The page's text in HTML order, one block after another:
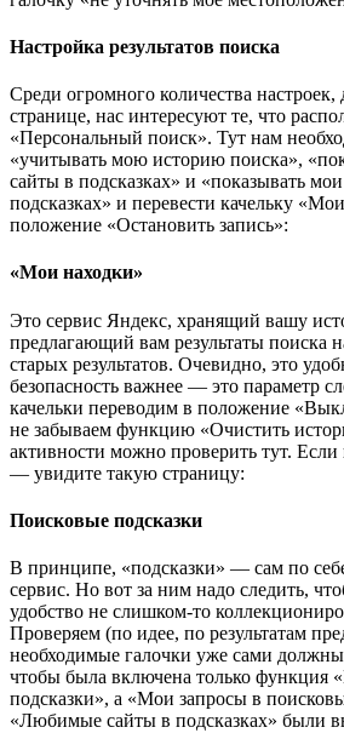
Настройка результатов поиска
Среди огромного количества
странице, нас интересуют те, что
«Персональный поиск». Тут нам
«учитывать мою историю поиска»,
сайты в подсказках» и «показывать
подсказках» и перевести качельку
положение «Остановить запись»:
«Мои находки»
Это сервис Яндекс, хранящий вашу
предлагающий вам результаты поиска
старых результатов. Очевидно, это
безопасность важнее — это параметр
качельки переводим в положение
не забываем функцию «Очистить
активности можно проверить тут. Если
— увидите такую страницу:
Поисковые подсказки
В принципе, «подсказки» — сам по
сервис. Но вот за ним надо следить,
удобство не слишком-то
Проверяем (по идее, по результатам
необходимые галочки уже сами
чтобы была включена только функция
подсказки», а «Мои запросы в
«Любимые сайты в подсказках» были